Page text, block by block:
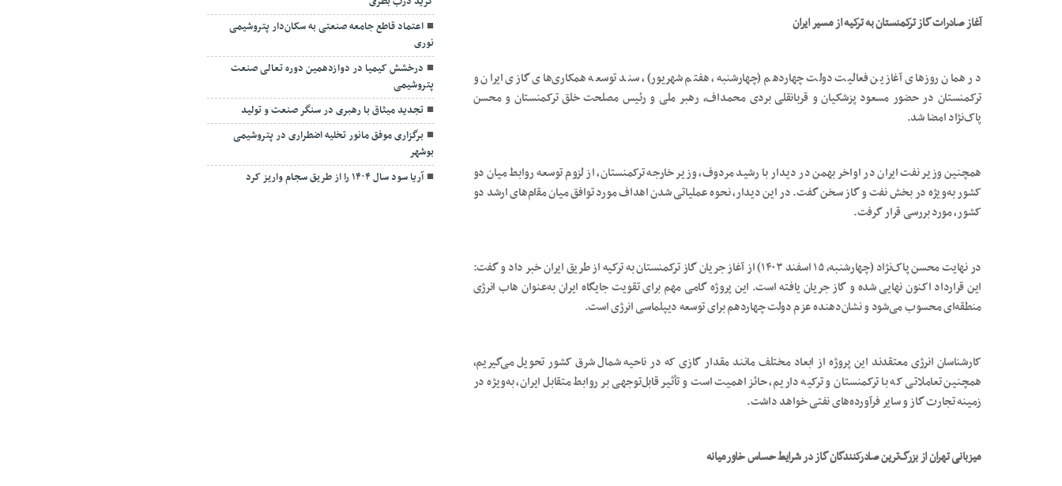
آغاز صادرات گاز ترکمنستان به ترکیه از مسیر ایران
در همان روزهای آغازین فعالیت دولت چهاردهم (چهارشنبه، هفتم شهریور)، سند توسعه همکاری‌های گازی ایران و
ترکمنستان در حضور مسعود پزشکیان و قربانقلی بردی محمداف، رهبر ملی و رئیس مصلحت خلق ترکمنستان و محسن
پاک‌نژاد امضا شد.
همچنین ﻭﺯﯾﺮ ﻧﻔﺖ ایران در اواخر بهمن در دیدار ﺑﺎ ﺭﺷﯿﺪ ﻣﺮﺩﻭﻑ، ﻭﺯﯾﺮ ﺧﺎﺭﺟﻪ ﺗﺮﮐﻤﻨﺴﺘﺎﻥ، از لزوم توسعه روابط میان دو
کشور به‌ویژه در بخش نفت و گاز سخن گفت. در این دیدار، نحوه عملیاتی شدن ﺍﻫﺪﺍف مورد توافق میان ﻣﻘام‌های ارشد ﺩﻭ
ﮐﺸﻮﺭ، مورد بررسی قرار گرفت.
در نهایت محسن‌ پاک‌نژاد (چهارشنبه، ۱۵ اسفند ۱۴۰۳) از آغاز جریان گاز ترکمنستان به ترکیه از طریق ایران خبر داد و گفت:
این قرارداد اکنون نهایی شده و گاز جریان یافته است. این پروژه گامی مهم برای تقویت جایگاه ایران به‌عنوان هاب انرژی
منطقه‌ای محسوب می‌شود و نشان‌دهنده عزم دولت چهاردهم برای توسعه دیپلماسی انرژی است.
کارشناسان انرژی معتقدند این پروژه از ابعاد مختلف مانند مقدار گازی که در ناحیه شمال شرق کشور تحویل می‌گیریم،
همچنین تعاملاتی که با ترکمنستان و ترکیه داریم، حائز اهمیت است و تأثیر قابل‌توجهی بر روابط متقابل ایران، به‌ویژه در
زمینه تجارت گاز و سایر فرآورده‌های نفتی خواهد داشت.
میزبانی تهران از بزرگ‌ترین صادرکنندگان گاز در شرایط حساس خاورمیانه
اعتماد قاطع جامعه صنعتی به سکان‌دار پتروشیمی
نوری
درخشش کیمیا در دوازدهمین دوره تعالی صنعت
پتروشیمی
تجدید میثاق با رهبری در سنگر صنعت و تولید
برگزاری موفق مانور تخلیه اضطراری در پتروشیمی
بوشهر
آریا سود سال ۱۴۰۴ را از طریق سجام واریز کرد